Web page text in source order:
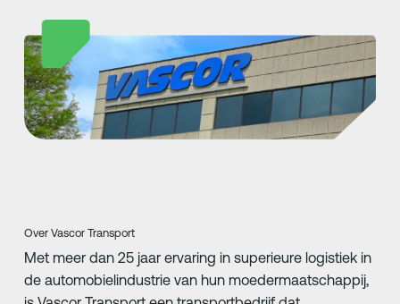
Over Vascor Transport
Met meer dan 25 jaar ervaring in superieure logistiek in
de automobielindustrie van hun moedermaatschappij,